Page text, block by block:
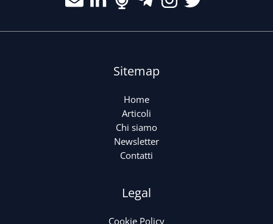
Sitemap
Home
Articoli
Chi siamo
Newsletter
Contatti
Legal
Cookie Policy